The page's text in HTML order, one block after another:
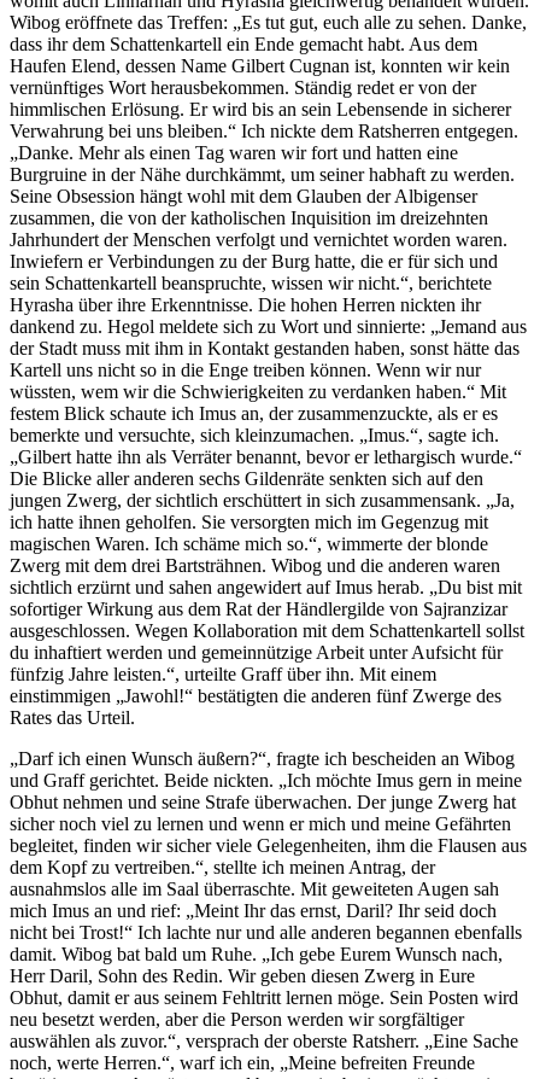
Wibog eröffnete das Treffen: „Es tut gut, euch alle zu sehen. Danke,
dass ihr dem Schattenkartell ein Ende gemacht habt. Aus dem
Haufen Elend, dessen Name Gilbert Cugnan ist, konnten wir kein
vernünftiges Wort herausbekommen. Ständig redet er von der
himmlischen Erlösung. Er wird bis an sein Lebensende in sicherer
Verwahrung bei uns bleiben.“ Ich nickte dem Ratsherren entgegen.
„Danke. Mehr als einen Tag waren wir fort und hatten eine
Burgruine in der Nähe durchkämmt, um seiner habhaft zu werden.
Seine Obsession hängt wohl mit dem Glauben der Albigenser
zusammen, die von der katholischen Inquisition im dreizehnten
Jahrhundert der Menschen verfolgt und vernichtet worden waren.
Inwiefern er Verbindungen zu der Burg hatte, die er für sich und
sein Schattenkartell beanspruchte, wissen wir nicht.“, berichtete
Hyrasha über ihre Erkenntnisse. Die hohen Herren nickten ihr
dankend zu. Hegol meldete sich zu Wort und sinnierte: „Jemand aus
der Stadt muss mit ihm in Kontakt gestanden haben, sonst hätte das
Kartell uns nicht so in die Enge treiben können. Wenn wir nur
wüssten, wem wir die Schwierigkeiten zu verdanken haben.“ Mit
festem Blick schaute ich Imus an, der zusammenzuckte, als er es
bemerkte und versuchte, sich kleinzumachen. „Imus.“, sagte ich.
„Gilbert hatte ihn als Verräter benannt, bevor er lethargisch wurde.“
Die Blicke aller anderen sechs Gildenräte senkten sich auf den
jungen Zwerg, der sichtlich erschüttert in sich zusammensank. „Ja,
ich hatte ihnen geholfen. Sie versorgten mich im Gegenzug mit
magischen Waren. Ich schäme mich so.“, wimmerte der blonde
Zwerg mit dem drei Bartsträhnen. Wibog und die anderen waren
sichtlich erzürnt und sahen angewidert auf Imus herab. „Du bist mit
sofortiger Wirkung aus dem Rat der Händlergilde von Sajranzizar
ausgeschlossen. Wegen Kollaboration mit dem Schattenkartell sollst
du inhaftiert werden und gemeinnützige Arbeit unter Aufsicht für
fünfzig Jahre leisten.“, urteilte Graff über ihn. Mit einem
einstimmigen „Jawohl!“ bestätigten die anderen fünf Zwerge des
Rates das Urteil.
„Darf ich einen Wunsch äußern?“, fragte ich bescheiden an Wibog
und Graff gerichtet. Beide nickten. „Ich möchte Imus gern in meine
Obhut nehmen und seine Strafe überwachen. Der junge Zwerg hat
sicher noch viel zu lernen und wenn er mich und meine Gefährten
begleitet, finden wir sicher viele Gelegenheiten, ihm die Flausen aus
dem Kopf zu vertreiben.“, stellte ich meinen Antrag, der
ausnahmslos alle im Saal überraschte. Mit geweiteten Augen sah
mich Imus an und rief: „Meint Ihr das ernst, Daril? Ihr seid doch
nicht bei Trost!“ Ich lachte nur und alle anderen begannen ebenfalls
damit. Wibog bat bald um Ruhe. „Ich gebe Eurem Wunsch nach,
Herr Daril, Sohn des Redin. Wir geben diesen Zwerg in Eure
Obhut, damit er aus seinem Fehltritt lernen möge. Sein Posten wird
neu besetzt werden, aber die Person werden wir sorgfältiger
auswählen als zuvor.“, versprach der oberste Ratsherr. „Eine Sache
noch, werte Herren.“, warf ich ein, „Meine befreiten Freunde